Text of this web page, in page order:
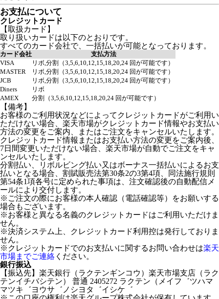
お支払について
クレジットカード
【取扱カード】
取り扱いカードは以下のとおりです。
すべてのカード会社で、一括払いが可能となっております。
カード会社
支払方法
VISA
リボ,分割（3,5,6,10,12,15,18,20,24 回が可能です）
MASTER
リボ,分割（3,5,6,10,12,15,18,20,24 回が可能です）
JCB
リボ,分割（3,5,6,10,12,15,18,20,24 回が可能です）
Diners
リボ
AMEX
分割（3,5,6,10,12,15,18,20,24 回が可能です）
【備考】
お客様のご利用状況などによってクレジットカードがご利用い
ただけない場合、楽天市場がクレジットカード情報やお支払い
方法の変更をご案内、またはご注文をキャンセルいたします。
クレジットカード情報またはお支払い方法の変更をご案内後、
7日間変更いただけない場合、楽天市場が自動でご注文をキャ
ンセルいたします。
分割払い、リボルビング払い又はボーナス一括払いによるお支
払いとなる場合、割賦販売法第30条2の3第4項、同法施行規則
第54条1項各号に定められた事項は、注文確認後の自動配信メ
ールにより交付します。
※ご注文の際にお客様の本人確認（電話確認等）をお願いする
場合もございます。
※お客様と異なる名義のクレジットカードはご利用いただけま
せん。
※決済システム上、クレジットカード利用控は発行しておりま
せん。
※クレジットカードでのお支払いに関するお問い合わせは楽天
市場までご連絡 ください。
銀行振込
【振込先】楽天銀行（ラクテンギンコウ）楽天市場支店（ラク
テンイチバシテン） 普通 2405272 ラクテン（メイフ゛ツハマ
マツキ゛ヨウサ゛ノシヨタ゛イシケ゛